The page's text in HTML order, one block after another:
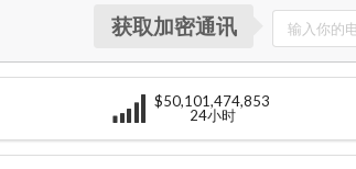
获取加密通讯
$50,101,474,853
24小时